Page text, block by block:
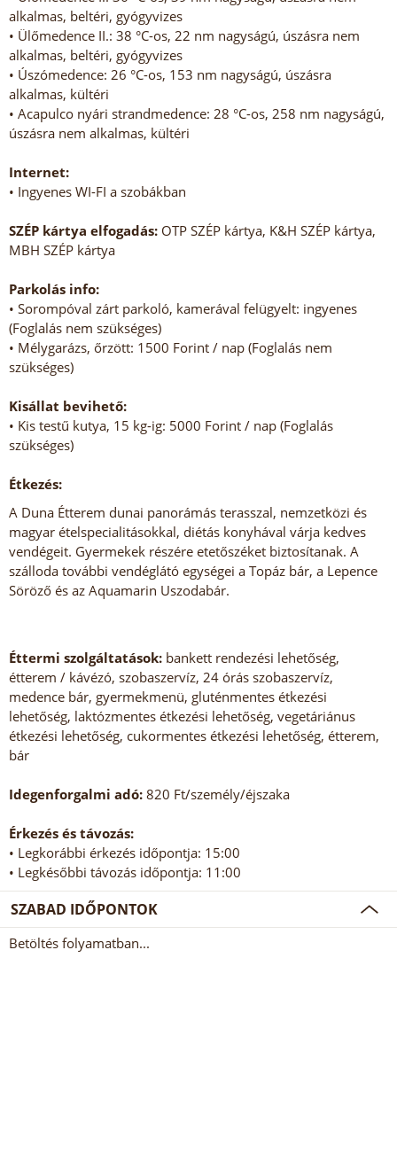
alkalmas, beltéri, gyógyvizes
• Ülőmedence II.: 38 °C-os, 22 nm nagyságú, úszásra nem
alkalmas, beltéri, gyógyvizes
• Úszómedence: 26 °C-os, 153 nm nagyságú, úszásra
alkalmas, kültéri
• Acapulco nyári strandmedence: 28 °C-os, 258 nm nagyságú,
úszásra nem alkalmas, kültéri
Internet:
• Ingyenes WI-FI a szobákban
SZÉP kártya elfogadás: OTP SZÉP kártya, K&H SZÉP kártya,
MBH SZÉP kártya
Parkolás info:
• Sorompóval zárt parkoló, kamerával felügyelt: ingyenes
(Foglalás nem szükséges)
• Mélygarázs, őrzött: 1500 Forint / nap (Foglalás nem
szükséges)
Kisállat bevihető:
• Kis testű kutya, 15 kg-ig: 5000 Forint / nap (Foglalás
szükséges)
Étkezés:
A Duna Étterem dunai panorámás terasszal, nemzetközi és
magyar ételspecialitásokkal, diétás konyhával várja kedves
vendégeit. Gyermekek részére etetőszéket biztosítanak. A
szálloda további vendéglátó egységei a Topáz bár, a Lepence
Söröző és az Aquamarin Uszodabár.
Éttermi szolgáltatások: bankett rendezési lehetőség,
étterem / kávézó, szobaszervíz, 24 órás szobaszervíz,
medence bár, gyermekmenü, gluténmentes étkezési
lehetőség, laktózmentes étkezési lehetőség, vegetáriánus
étkezési lehetőség, cukormentes étkezési lehetőség, étterem,
bár
Idegenforgalmi adó: 820 Ft/személy/éjszaka
Érkezés és távozás:
• Legkorábbi érkezés időpontja: 15:00
• Legkésőbbi távozás időpontja: 11:00
SZABAD IDŐPONTOK
Betöltés folyamatban...